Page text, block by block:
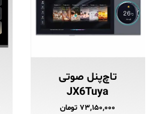
تاچ‌پنل صوتی
JX6Tuya
۷۳,۱۵۰,۰۰۰ تومان